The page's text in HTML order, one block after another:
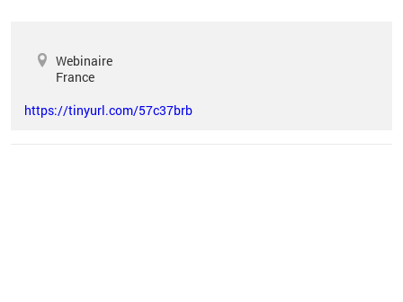
Webinaire
France
https://tinyurl.com/57c37brb